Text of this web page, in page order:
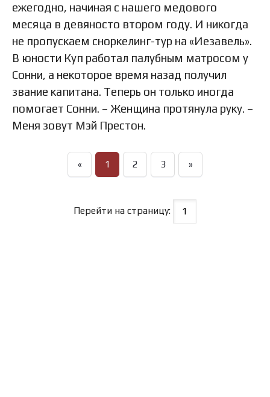
ежегодно, начиная с нашего медового
месяца в девяносто втором году. И никогда
не пропускаем сноркелинг-тур на «Иезавель».
В юности Куп работал палубным матросом у
Сонни, а некоторое время назад получил
звание капитана. Теперь он только иногда
помогает Сонни. – Женщина протянула руку. –
Меня зовут Мэй Престон.
« 1 2 3 »
Перейти на страницу: